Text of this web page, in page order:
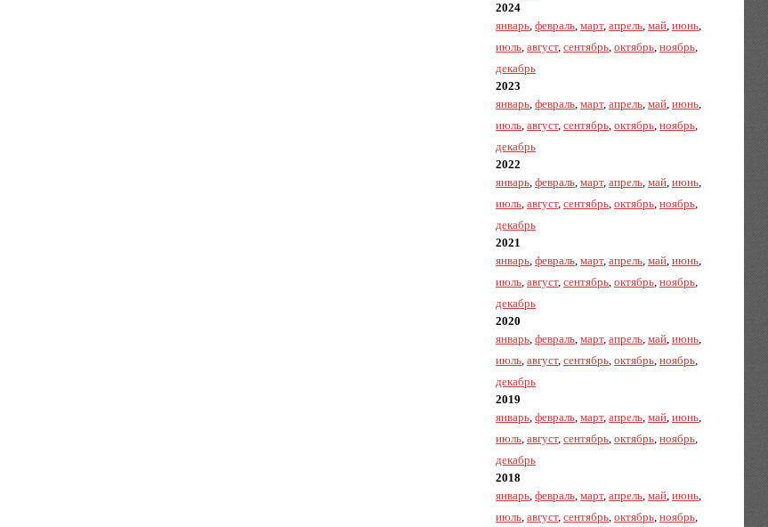
2024
январь,февраль,март,апрель,май,июнь,
июль,август,сентябрь,октябрь,ноябрь,
декабрь
2023
январь,февраль,март,апрель,май,июнь,
июль,август,сентябрь,октябрь,ноябрь,
декабрь
2022
январь,февраль,март,апрель,май,июнь,
июль,август,сентябрь,октябрь,ноябрь,
декабрь
2021
январь,февраль,март,апрель,май,июнь,
июль,август,сентябрь,октябрь,ноябрь,
декабрь
2020
январь,февраль,март,апрель,май,июнь,
июль,август,сентябрь,октябрь,ноябрь,
декабрь
2019
январь,февраль,март,апрель,май,июнь,
июль,август,сентябрь,октябрь,ноябрь,
декабрь
2018
январь,февраль,март,апрель,май,июнь,
июль,август,сентябрь,октябрь,ноябрь,